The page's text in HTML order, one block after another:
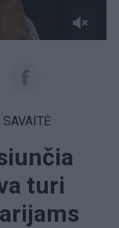
SAVAITĖ
turi